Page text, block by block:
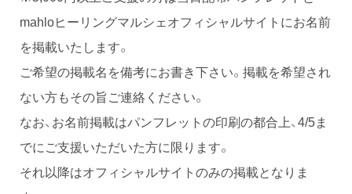
mahloヒーリングマルシェオフィシャルサイトにお名前
を掲載いたします。
ご希望の掲載名を備考にお書き下さい。掲載を希望され
ない方もその旨ご連絡ください。
なお、お名前掲載はパンフレットの印刷の都合上、4/5ま
でにご支援いただいた方に限ります。
それ以降はオフィシャルサイトのみの掲載となりま